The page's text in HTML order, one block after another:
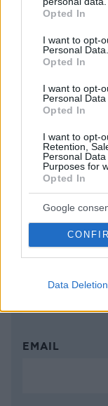
grant or deny
use your data for
consent section.
Opted In
I want to opt-
Personal Data.
Opted In
I want to opt-
Personal Data
Opted In
I want to opt-
Retention,
Personal
Purposes for
Opted In
Google
Data Deletion
παραδοθούν
εξουσία όταν
Μουσουλμανική
Eurocucks
EMAIL